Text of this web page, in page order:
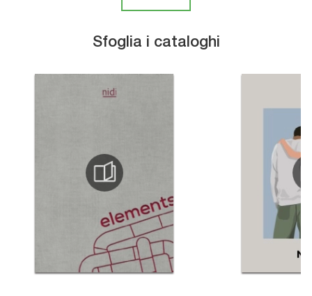
Sfoglia i cataloghi